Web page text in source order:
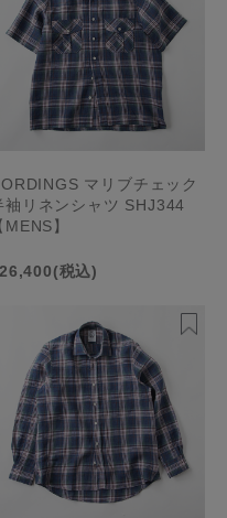
マリブチェック
袖リネンシャツ SHJ344
MENS】
(税込)